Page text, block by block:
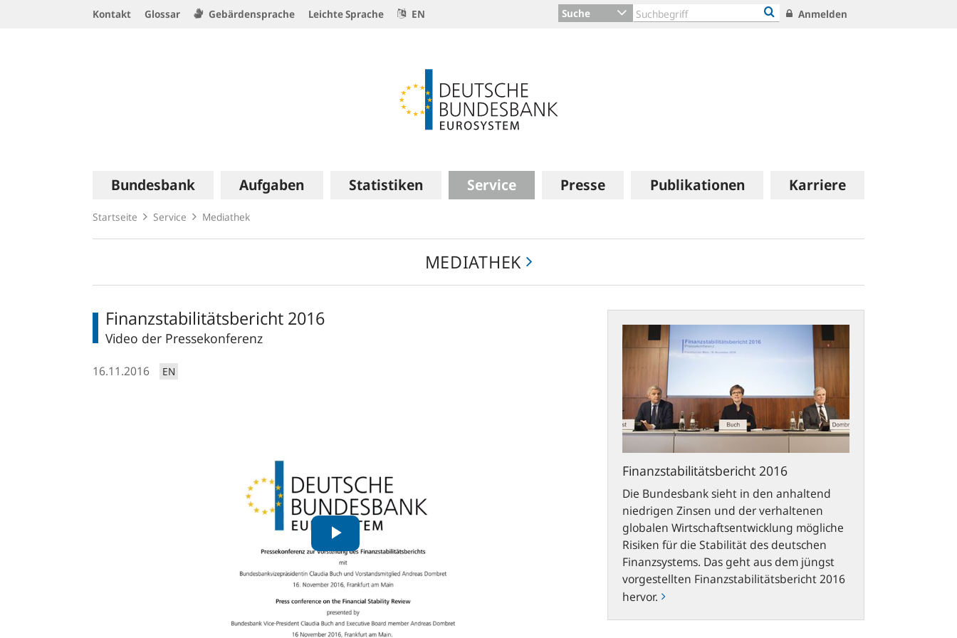
Kontakt Glossar Gebärdensprache Leichte Sprache EN Suche Anmelden
Hauptnavigation
Bundesbank Aufgaben Statistiken Service Presse Publikationen Karriere
Startseite Service Mediathek
MEDIATHEK
Finanzstabilitätsbericht 2016
Video der Pressekonferenz
16.11.2016 EN
Finanzstabilitätsbericht 2016
Die Bundesbank sieht in den anhaltend
niedrigen Zinsen und der verhaltenen
globalen Wirtschaftsentwicklung mögliche
Risiken für die Stabilität des deutschen
Finanzsystems. Das geht aus dem jüngst
vorgestellten Finanzstabilitätsbericht 2016
hervor.
2016